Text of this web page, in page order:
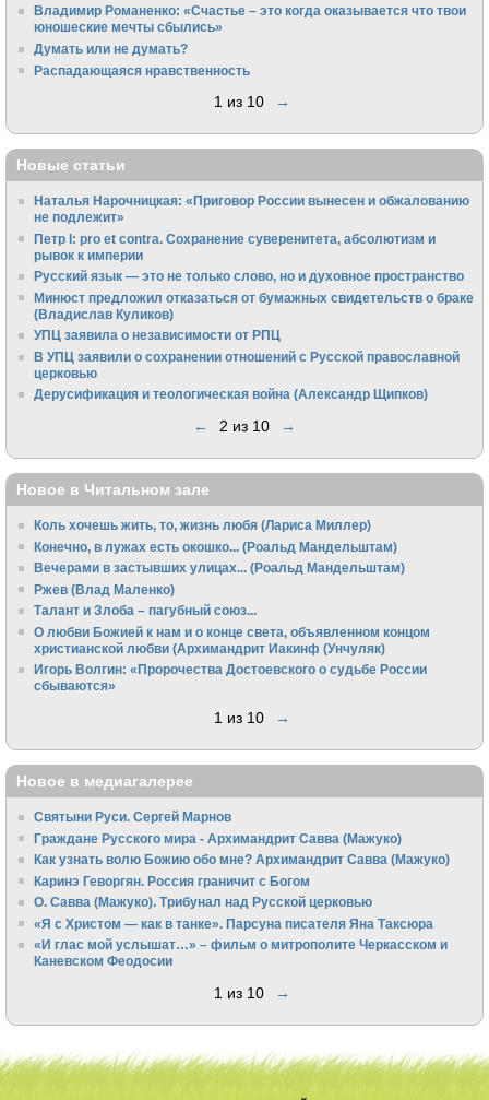
Владимир Романенко: «Счастье – это когда оказывается что твои
юношеские мечты сбылись»
Думать или не думать?
Распадающаяся нравственность
1 из 10 →
Новые статьи
Наталья Нарочницкая: «Приговор России вынесен и обжалованию
не подлежит»
Петр I: pro et contra. Сохранение суверенитета, абсолютизм и
рывок к империи
Русский язык — это не только слово, но и духовное пространство
Минюст предложил отказаться от бумажных свидетельств о браке
(Владислав Куликов)
УПЦ заявила о независимости от РПЦ
В УПЦ заявили о сохранении отношений с Русской православной
церковью
Дерусификация и теологическая война (Александр Щипков)
← 2 из 10 →
Новое в Читальном зале
Коль хочешь жить, то, жизнь любя (Лариса Миллер)
Конечно, в лужах есть окошко... (Роальд Мандельштам)
Вечерами в застывших улицах... (Роальд Мандельштам)
Ржев (Влад Маленко)
Талант и Злоба – пагубный союз...
О любви Божией к нам и о конце света, объявленном концом
христианской любви (Архимандрит Иакинф (Унчуляк)
Игорь Волгин: «Пророчества Достоевского о судьбе России
сбываются»
1 из 10 →
Новое в медиагалерее
Святыни Руси. Сергей Марнов
Граждане Русского мира - Архимандрит Савва (Мажуко)
Как узнать волю Божию обо мне? Архимандрит Савва (Мажуко)
Каринэ Геворгян. Россия граничит с Богом
О. Савва (Мажуко). Трибунал над Русской церковью
«Я с Христом — как в танке». Парсуна писателя Яна Таксюра
«И глас мой услышат…» – фильм о митрополите Черкасском и
Каневском Феодосии
1 из 10 →